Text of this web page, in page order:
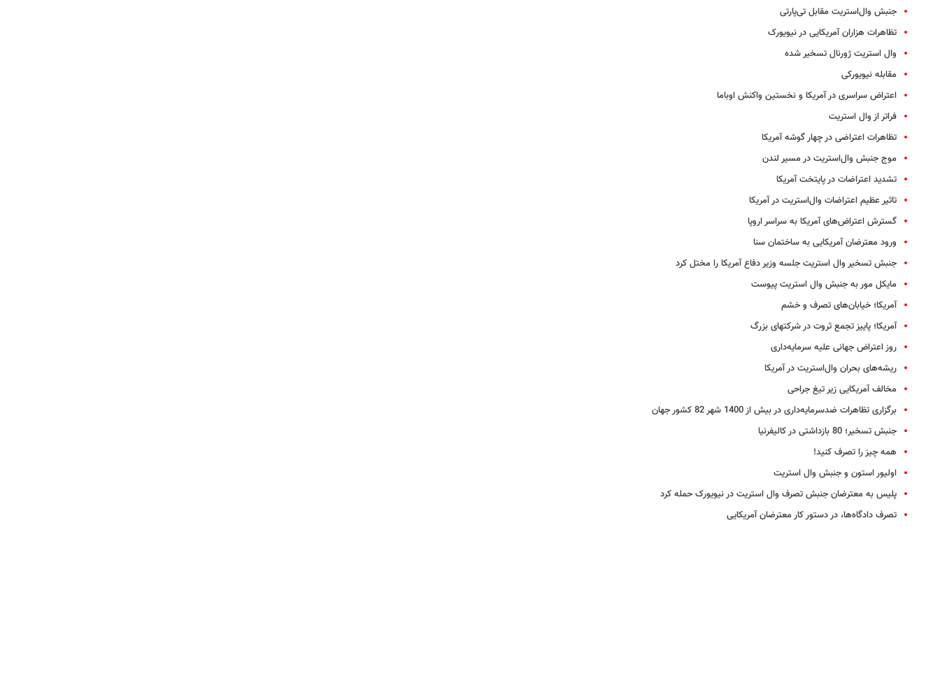
جنبش وال‌استریت مقابل تی‌پارتی
تظاهرات هزاران آمریکایی در نیویورک
وال استریت ژورنال تسخیر شده
مقابله نیویورکی
اعتراض سراسری در آمریکا و نخستین واکنش اوباما
فراتر از وال استریت
تظاهرات اعتراضی در چهار گوشه آمریکا
موج جنبش وال‌استریت در مسیر لندن
تشدید اعتراضات در پایتخت آمریکا
تاثیر عظیم اعتراضات وال‌استریت در آمریکا
گسترش اعتراض‌های آمریکا به سراسر اروپا
ورود معترضان آمریکایی به ساختمان سنا
جنبش تسخیر وال استریت جلسه وزیر دفاع آمریکا را مختل کرد
مایکل مور به جنبش وال استریت پیوست
آمریکا؛ خیابان‌های تصرف و خشم
آمریکا؛ پاییز تجمع ثروت در شرکت‎های بزرگ
روز اعتراض جهانی علیه سرمایه‌داری
ریشه‌های بحران وال‌استریت در آمریکا
مخالف آمریکایی زیر تیغ جراحی
برگزاری تظاهرات ضدسرمایه‌داری در بیش از 1400 شهر 82 کشور جهان
جنبش تسخیر؛ 80 بازداشتی در کالیفرنیا
همه چیز را تصرف کنید!
اولیور استون و جنبش وال استریت
پلیس به معترضان جنبش تصرف وال استریت در نیویورک حمله کرد
تصرف دادگاه‌ها، در دستور کار معترضان آمریکایی